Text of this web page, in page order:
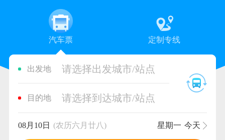
汽车票 定制专线
出发地 请选择出发城市/站点
目的地 请选择到达城市/站点
08月10日 (农历六月廿八) 星期一 今天